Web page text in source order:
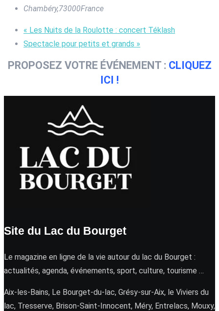
Chambéry,73000France
« Les Nuits de la Roulotte : concert Téklash
Spectacle pour petits et grands »
PROPOSEZ VOTRE ÉVÉNEMENT : CLIQUEZ
ICI !
Site du Lac du Bourget
Le magazine en ligne de la vie autour du lac du Bourget :
actualités, agenda, événements, sport, culture, tourisme …
Aix-les-Bains, Le Bourget-du-lac, Grésy-sur-Aix, le Viviers du
lac, Tresserve, Brison-Saint-Innocent, Méry, Entrelacs, Mouxy,